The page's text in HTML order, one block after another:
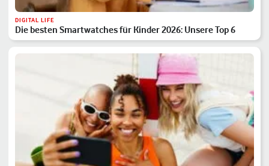
DIGITAL LIFE
Die besten Smartwatches für Kinder 2026: Unsere Top 6